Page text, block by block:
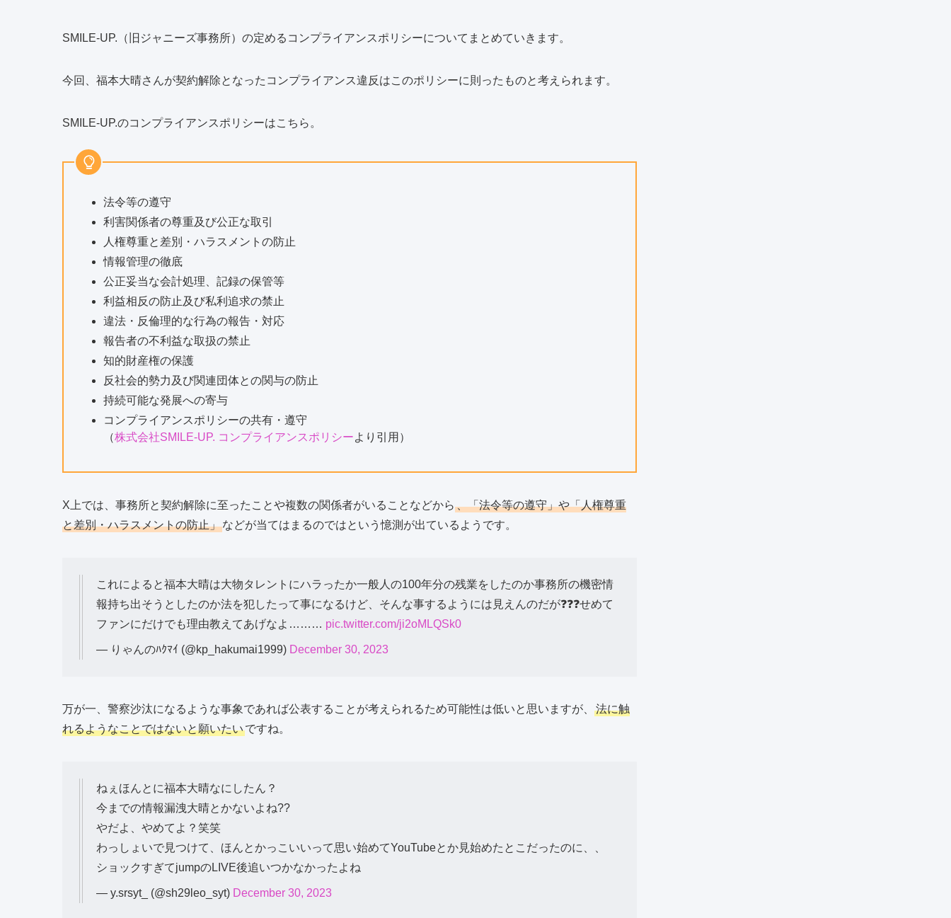
SMILE-UP.（旧ジャニーズ事務所）の定めるコンプライアンスポリシーについてまとめていきます。
今回、福本大晴さんが契約解除となったコンプライアンス違反はこのポリシーに則ったものと考えられます。
SMILE-UP.のコンプライアンスポリシーはこちら。
法令等の遵守
利害関係者の尊重及び公正な取引
人権尊重と差別・ハラスメントの防止
情報管理の徹底
公正妥当な会計処理、記録の保管等
利益相反の防止及び私利追求の禁止
違法・反倫理的な行為の報告・対応
報告者の不利益な取扱の禁止
知的財産権の保護
反社会的勢力及び関連団体との関与の防止
持続可能な発展への寄与
コンプライアンスポリシーの共有・遵守
（株式会社SMILE-UP. コンプライアンスポリシーより引用）
X上では、事務所と契約解除に至ったことや複数の関係者がいることなどから 、「法令等の遵守」や「人権尊重
と差別・ハラスメントの防止」などが当てはまるのではという憶測が出ているようです。
これによると福本大晴は大物タレントにハラったか一般人の100年分の残業をしたのか事務所の機密情
報持ち出そうとしたのか法を犯したって事になるけど、そんな事するようには見えんのだが❓❓❓せめて
ファンにだけでも理由教えてあげなよ……… pic.twitter.com/ji2oMLQSk0
— りゃんのﾊｸﾏｲ (@kp_hakumai1999) December 30, 2023
万が一、警察沙汰になるような事象であれば公表することが考えられるため可能性は低いと思いますが、
法に触
れるようなことではないと願いたいですね。
ねぇほんとに福本大晴なにしたん？
今までの情報漏洩大晴とかないよね??
やだよ、やめてよ？笑笑
わっしょいで見つけて、ほんとかっこいいって思い始めてYouTubeとか見始めたとこだったのに、、
ショックすぎてjumpのLIVE後追いつかなかったよね
— y.srsyt_ (@sh29leo_syt) December 30, 2023